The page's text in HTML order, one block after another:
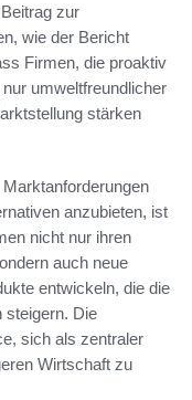
zur
wie der Bericht
Firmen, die proaktiv
umweltfreundlicher
stärken
anzubieten, ist
nicht nur ihren
auch neue
entwickeln, die die
steigern. Die
sich als zentraler
Wirtschaft zu